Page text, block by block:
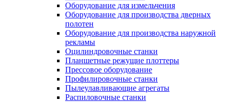
Оборудование для измельчения
Оборудование для производства дверных
полотен
Оборудование для производства наружной
рекламы
Оцилиндровочные станки
Планшетные режущие плоттеры
Прессовое оборудование
Профилировочные станки
Пылеулавливающие агрегаты
Распиловочные станки